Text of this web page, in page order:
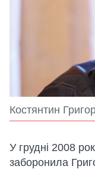
Костянтин
У грудні 2008
заборонила